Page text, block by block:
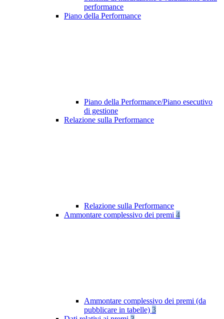
performance
Piano della Performance
Piano della Performance/Piano esecutivo
di gestione
Relazione sulla Performance
Relazione sulla Performance
Ammontare complessivo dei premi 4
Ammontare complessivo dei premi (da
pubblicare in tabelle) 3